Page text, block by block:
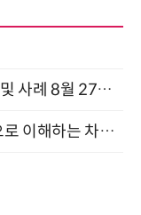
성과를 만드는 AI 에이전트 운영 전략 및 사례 8월 27일 개최
“큐비트·양자 알고리즘·Qiskit 실습으로 이해하는 차세대 컴퓨팅” (8/28)